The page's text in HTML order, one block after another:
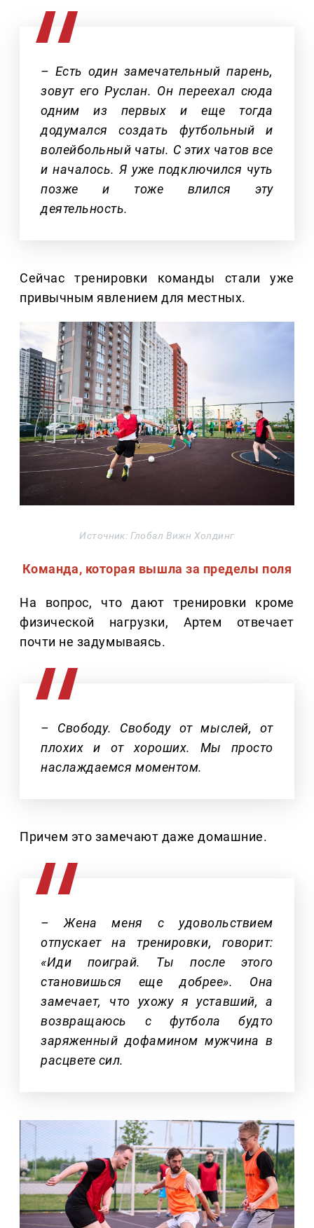
– Есть один замечательный парень,
зовут его Руслан. Он переехал сюда
одним из первых и еще тогда
додумался создать футбольный и
волейбольный чаты. С этих чатов все
и началось. Я уже подключился чуть
позже и тоже влился эту
деятельность.
Сейчас тренировки команды стали уже
привычным явлением для местных.
Источник: Глобал Вижн Холдинг
Команда, которая вышла за пределы поля
На вопрос, что дают тренировки кроме
физической нагрузки, Артем отвечает
почти не задумываясь.
– Свободу. Свободу от мыслей, от
плохих и от хороших. Мы просто
наслаждаемся моментом.
Причем это замечают даже домашние.
– Жена меня с удовольствием
отпускает на тренировки, говорит:
«Иди поиграй. Ты после этого
становишься еще добрее». Она
замечает, что ухожу я уставший, а
возвращаюсь с футбола будто
заряженный дофамином мужчина в
расцвете сил.